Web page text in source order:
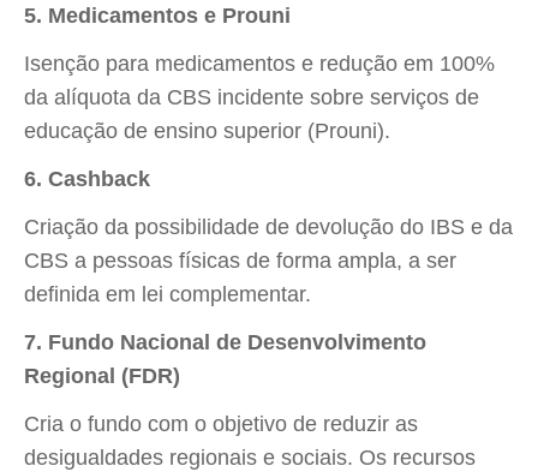
5. Medicamentos e Prouni
Isenção para medicamentos e redução em 100%
da alíquota da CBS incidente sobre serviços de
educação de ensino superior (Prouni).
6. Cashback
Criação da possibilidade de devolução do IBS e da
CBS a pessoas físicas de forma ampla, a ser
definida em lei complementar.
7. Fundo Nacional de Desenvolvimento
Regional (FDR)
Cria o fundo com o objetivo de reduzir as
desigualdades regionais e sociais. Os recursos